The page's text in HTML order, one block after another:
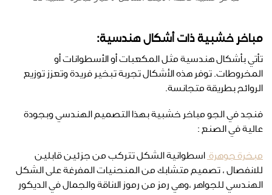
مباخر خشبية ذات أشكال هندسية:
تأتي بأشكال هندسية مثل المكعبات أو الأسطوانات أو
المخروطات. توفر هذه الأشكال تجربة تبخير فريدة وتعزز توزيع
الروائح بطريقة متجانسة.
فنجد في الجو مباخر خشبية بهذا التصميم الهندسي وبجودة
عالية في الصنع :
مبخرة جوهرة اسطوانية الشكل تتركب من جزئين قابلين
للانفصال ، تصميم متشابك من المنحنيات المفرغة على الشكل
الهندسي للجواهر ،وهي رمز من رموز الاناقة والجمال في الديكور